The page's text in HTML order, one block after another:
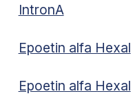
IntronA
Epoetin alfa Hexal
Epoetin alfa Hexal